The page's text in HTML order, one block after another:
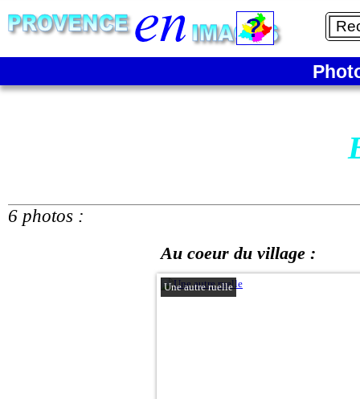
6 photos :
Au coeur du village :
Une autre ruelle